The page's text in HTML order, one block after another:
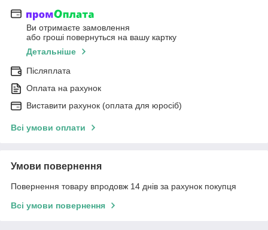
Ви отримаєте замовлення
або гроші повернуться на вашу картку
Детальніше
Післяплата
Оплата на рахунок
Виставити рахунок (оплата для юросіб)
Всі умови оплати
Умови повернення
Повернення товару впродовж 14 днів за рахунок покупця
Всі умови повернення